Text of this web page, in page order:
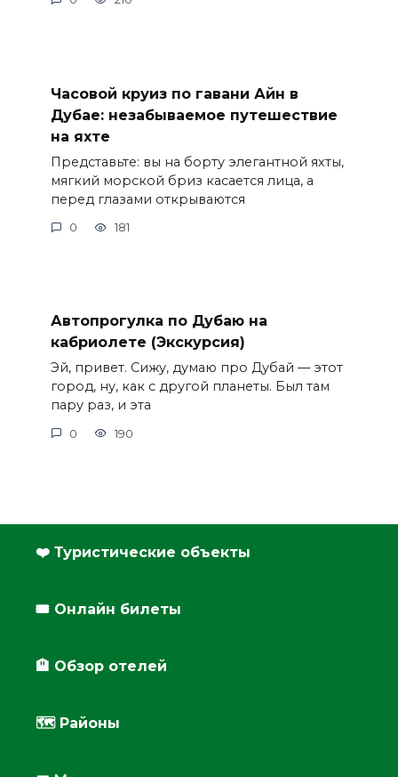
Часовой круиз по гавани Айн в
Дубае: незабываемое путешествие
на яхте
Представьте: вы на борту элегантной яхты,
мягкий морской бриз касается лица, а
перед глазами открываются
0 181
Автопрогулка по Дубаю на
кабриолете (Экскурсия)
Эй, привет. Сижу, думаю про Дубай — этот
город, ну, как с другой планеты. Был там
пару раз, и эта
0 190
❤️ Туристические объекты
🎟️ Онлайн билеты
🏨 Обзор отелей
🗺 Районы